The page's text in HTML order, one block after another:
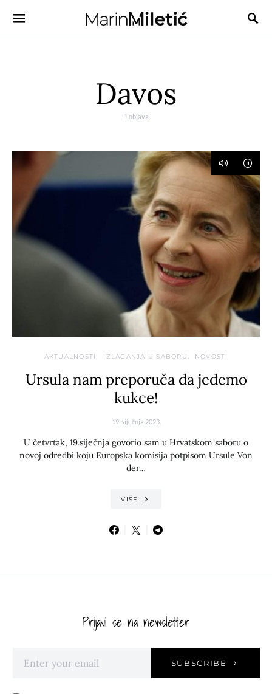
Davos
1 objava
AKTUALNOSTI IZLAGANJA U SABORU NOVOSTI
Ursula nam preporuča da jedemo
kukce!
19. siječnja 2023.
U četvrtak, 19.siječnja govorio sam u Hrvatskom saboru o
novoj odredbi koju Europska komisija potpisom Ursule Von
der…
VIŠE
Prijavi se na newsletter
SUBSCRIBE